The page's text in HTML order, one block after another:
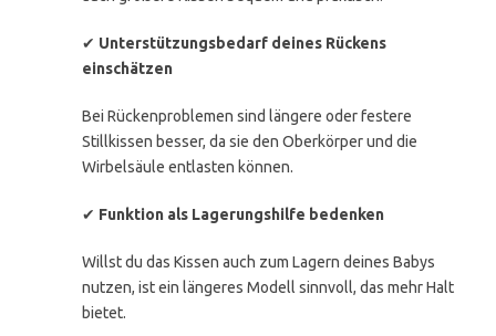
✔ Unterstützungsbedarf deines Rückens
einschätzen
Bei Rückenproblemen sind längere oder festere
Stillkissen besser, da sie den Oberkörper und die
Wirbelsäule entlasten können.
✔ Funktion als Lagerungshilfe bedenken
Willst du das Kissen auch zum Lagern deines Babys
nutzen, ist ein längeres Modell sinnvoll, das mehr Halt
bietet.